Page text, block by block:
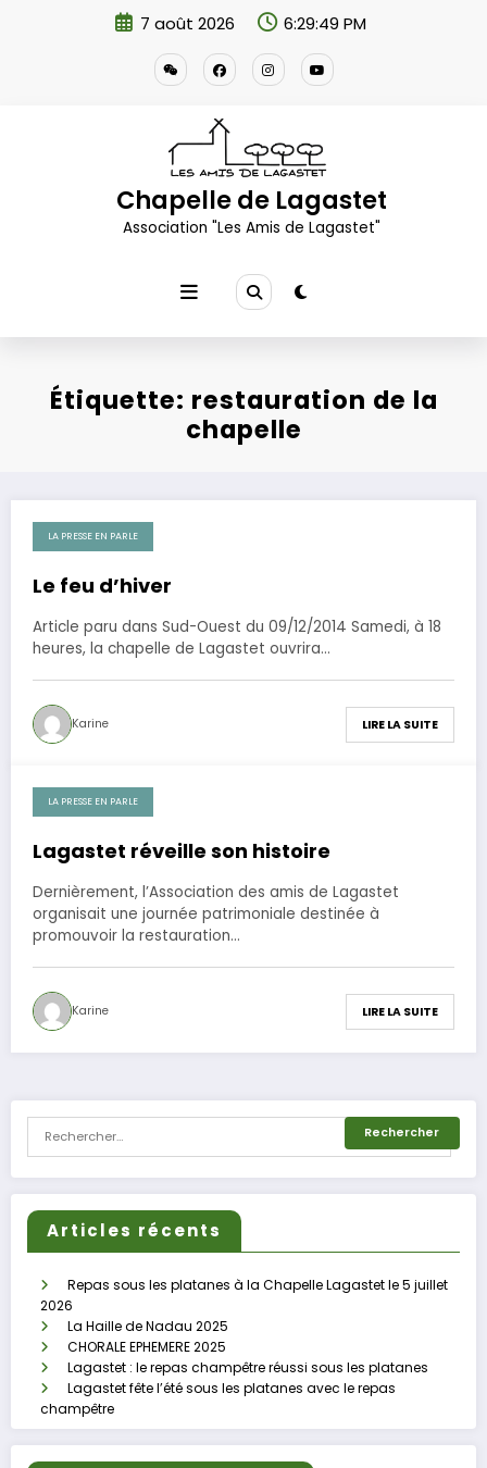
7 août 2026 6:29:49 PM
Chapelle de Lagastet
Association "Les Amis de Lagastet"
Étiquette: restauration de la
chapelle
13 décembre 2014
LA PRESSE EN PARLE
Le feu d’hiver
Article paru dans Sud-Ouest du 09/12/2014 Samedi, à 18
heures, la chapelle de Lagastet ouvrira…
Karine LIRE LA SUITE
4 octobre 2013
LA PRESSE EN PARLE
Lagastet réveille son histoire
Dernièrement, l’Association des amis de Lagastet
organisait une journée patrimoniale destinée à
promouvoir la restauration…
Karine LIRE LA SUITE
Articles récents
Repas sous les platanes à la Chapelle Lagastet le 5 juillet
2026
La Haille de Nadau 2025
CHORALE EPHEMERE 2025
Lagastet : le repas champêtre réussi sous les platanes
Lagastet fête l’été sous les platanes avec le repas
champêtre